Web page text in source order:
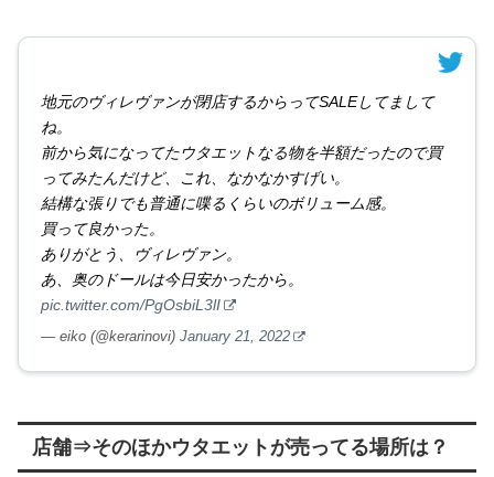
地元のヴィレヴァンが閉店するからってSALEしてまして
ね。
前から気になってたウタエットなる物を半額だったので買
ってみたんだけど、これ、なかなかすげい。
結構な張りでも普通に喋るくらいのボリューム感。
買って良かった。
ありがとう、ヴィレヴァン。
あ、奥のドールは今日安かったから。
pic.twitter.com/PgOsbiL3lI
— eiko (@kerarinovi) January 21, 2022
店舗⇒そのほかウタエットが売ってる場所は？